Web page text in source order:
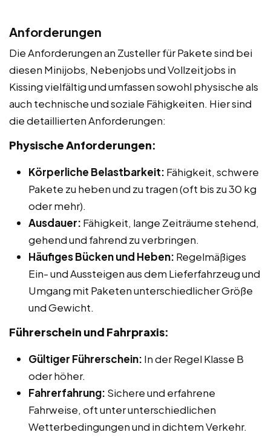
Anforderungen
Die Anforderungen an Zusteller für Pakete sind bei
diesen Minijobs, Nebenjobs und Vollzeitjobs in
Kissing vielfältig und umfassen sowohl physische als
auch technische und soziale Fähigkeiten. Hier sind
die detaillierten Anforderungen:
Physische Anforderungen:
Körperliche Belastbarkeit: Fähigkeit, schwere
Pakete zu heben und zu tragen (oft bis zu 30 kg
oder mehr).
Ausdauer: Fähigkeit, lange Zeiträume stehend,
gehend und fahrend zu verbringen.
Häufiges Bücken und Heben: Regelmäßiges
Ein- und Aussteigen aus dem Lieferfahrzeug und
Umgang mit Paketen unterschiedlicher Größe
und Gewicht.
Führerschein und Fahrpraxis:
Gültiger Führerschein: In der Regel Klasse B
oder höher.
Fahrerfahrung: Sichere und erfahrene
Fahrweise, oft unter unterschiedlichen
Wetterbedingungen und in dichtem Verkehr.